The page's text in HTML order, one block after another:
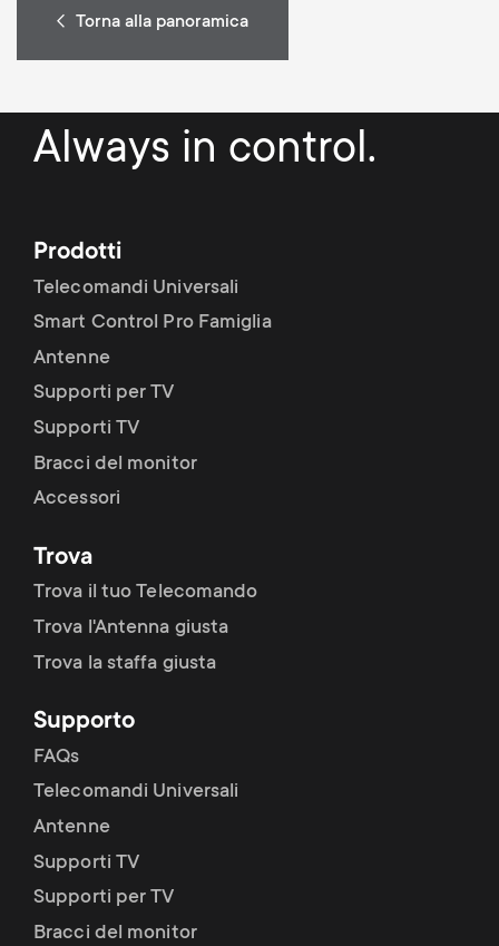
Torna alla panoramica
Always in control.
Prodotti
Telecomandi Universali
Smart Control Pro Famiglia
Antenne
Supporti per TV
Supporti TV
Bracci del monitor
Accessori
Trova
Trova il tuo Telecomando
Trova l'Antenna giusta
Trova la staffa giusta
Supporto
FAQs
Telecomandi Universali
Antenne
Supporti TV
Supporti per TV
Bracci del monitor